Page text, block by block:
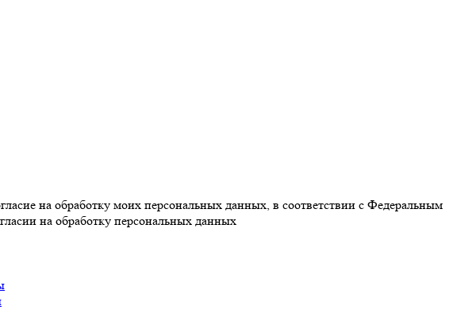
на обработку моих персональных данных, в соответствии с Федеральным
на обработку персональных данных